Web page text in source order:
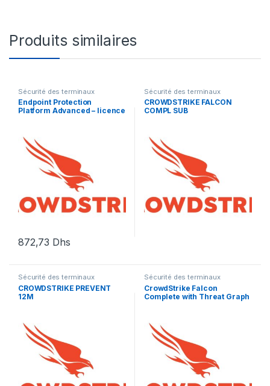
Produits similaires
Sécurité des terminaux
Endpoint Protection
Platform Advanced – licence
872,73 Dhs
Sécurité des terminaux
CROWDSTRIKE FALCON
COMPL SUB
Sécurité des terminaux
CROWDSTRIKE PREVENT
12M
Sécurité des terminaux
CrowdStrike Falcon
Complete with Threat Graph